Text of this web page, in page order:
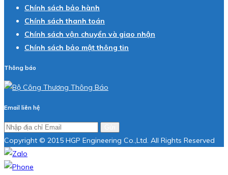
Chính sách bảo hành
Chính sách thanh toán
Chính sách vận chuyển và giao nhận
Chính sách bảo mật thông tin
Thông báo
Email liên hệ
Copyright © 2015 HGP Engineering Co.,Ltd. All Rights Reserved